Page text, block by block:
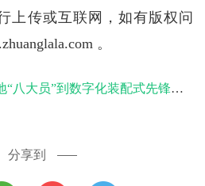
上传或互联网，如有版权问
。
员”到数字化装配式先锋的转型之路
分享到